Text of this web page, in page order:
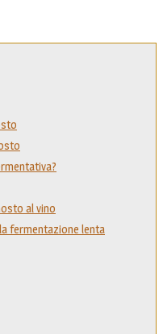
al vino
fermentazione lenta